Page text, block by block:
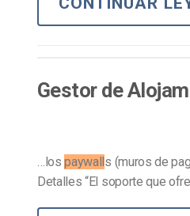
Gestor de
…lospaywalls (muros de
Detalles “El soporte que